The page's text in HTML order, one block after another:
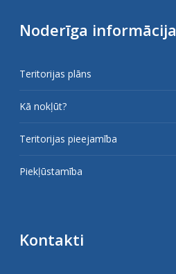
Noderīga informācija
Teritorijas plāns
Kā nokļūt?
Teritorijas pieejamība
Piekļūstamība
Kontakti